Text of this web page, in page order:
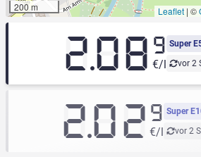
200 m Leaflet | ©
Super
vor 2
2.08 9
€/l
Super
vor 2
2.029
€/l